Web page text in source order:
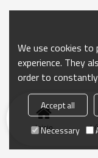
Inicio
We use cookies
experience. They
order to
Accept all
Necessary